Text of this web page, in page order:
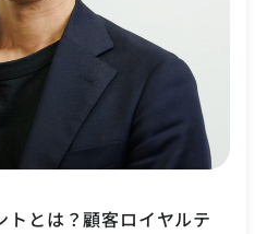
トとは？顧客ロイヤルテ